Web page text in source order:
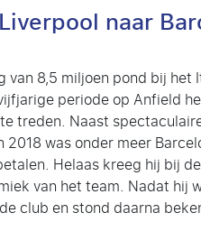
naar
8,5 miljoen pond bij
periode op Anfield
treden. Naast
was onder meer
Helaas kreeg hij bij
van het team. Nadat
club en stond daarna